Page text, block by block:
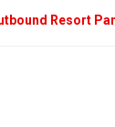
Resort